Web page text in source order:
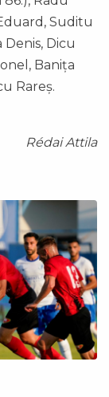
Suditu
Denis, Dicu
Banița
Rareș.
Rédai Attila